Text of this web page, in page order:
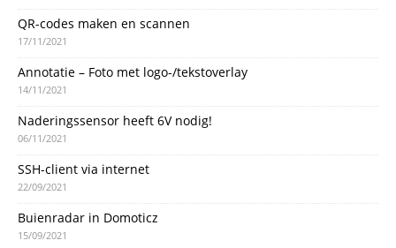
QR-codes maken en scannen
17/11/2021
Annotatie – Foto met logo-/tekstoverlay
14/11/2021
Naderingssensor heeft 6V nodig!
06/11/2021
SSH-client via internet
22/09/2021
Buienradar in Domoticz
15/09/2021